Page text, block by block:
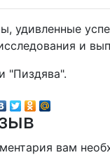
удивленные
и
"Пиздява".
вам